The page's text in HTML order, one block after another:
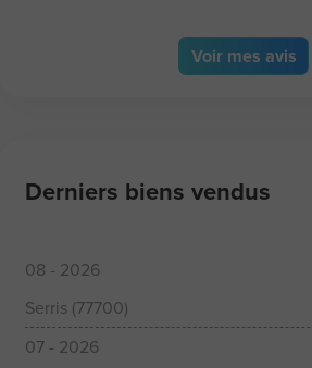
Voir mes avis
Derniers biens vendus
08 - 2026
Serris (77700)
07 - 2026